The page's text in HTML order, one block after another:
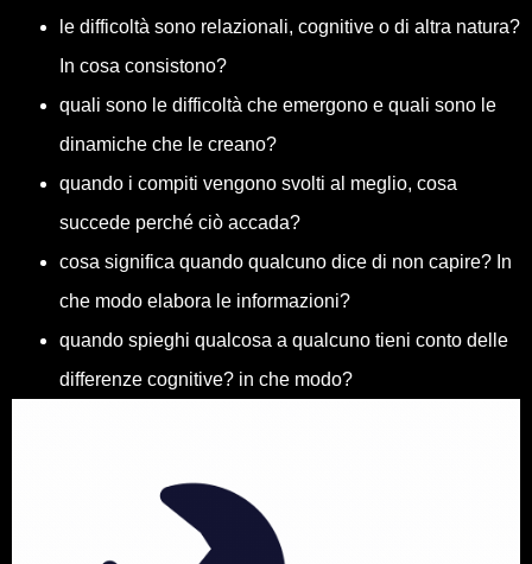
le difficoltà sono relazionali, cognitive o di altra natura?
In cosa consistono?
quali sono le difficoltà che emergono e quali sono le
dinamiche che le creano?
quando i compiti vengono svolti al meglio, cosa
succede perché ciò accada?
cosa significa quando qualcuno dice di non capire? In
che modo elabora le informazioni?
quando spieghi qualcosa a qualcuno tieni conto delle
differenze cognitive? in che modo?